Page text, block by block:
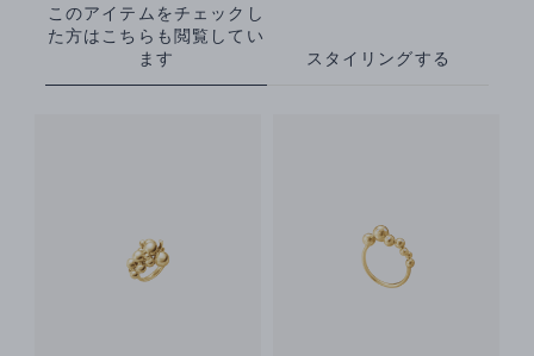
このアイテムをチェックし
た方はこちらも閲覧してい
ます
スタイリングする